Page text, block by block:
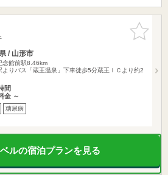
お気に入
りに追加
/ 山形市
念館前駅8.46km
よりバス「蔵王温泉」下車徒歩5分蔵王ＩＣより約2
間
金 ～
糖尿病
ルの宿泊プランを見る